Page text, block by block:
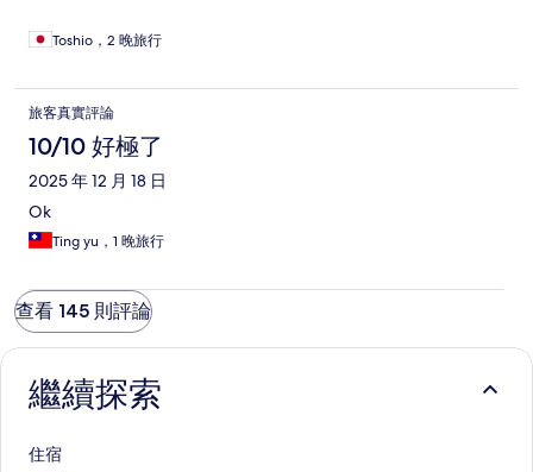
Toshio，2 晚旅行
旅客真實評論
10/10 好極了
2025 年 12 月 18 日
Ok
Ting yu，1 晚旅行
查看 145 則評論
繼續探索
住宿